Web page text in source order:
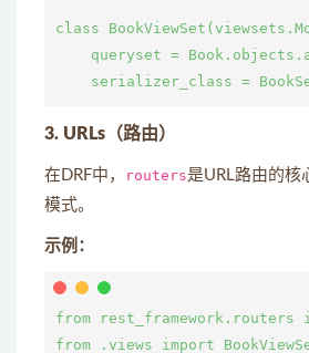
class
queryset =
3. URLs（路由）
在DRF中， routers是URL路由的核
模式。
示例：
from rest_framework.routers
from .views import